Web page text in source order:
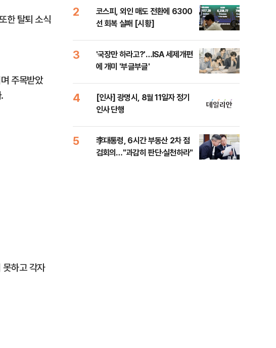
한 탈퇴 소식
주목받았
하고 각자
2
코스피, 외인 매도 전환에 6300
선 회복 실패 [시황]
3
'국장만 하라고?'…ISA 세제개편
에 개미 '부글부글'
4
[인사] 광명시, 8월 11일자 정기
인사 단행
5
李대통령, 6시간 부동산 2차 점
검회의…"과감히 판단·실천하라"